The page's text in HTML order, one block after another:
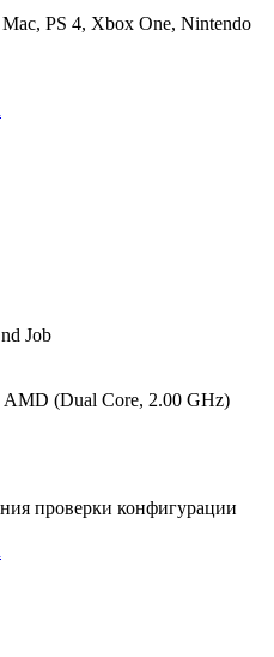
PS 4, Xbox One, Nintendo
Job
(Dual Core, 2.00 GHz)
проверки конфигурации